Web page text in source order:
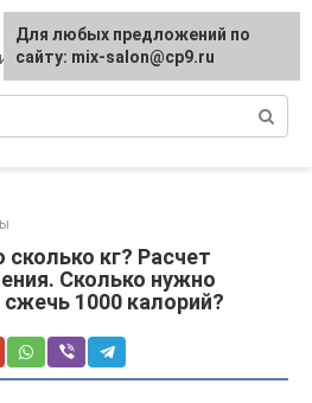
образ жизни
кг? Расчет
Сколько нужно
1000 калорий?
Для любых предложений по
сайту: mix-salon@cp9.ru